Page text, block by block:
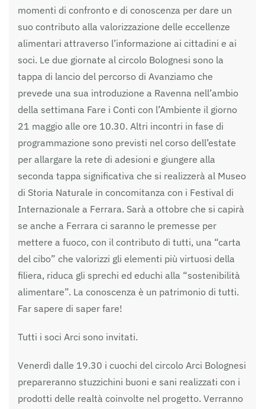
momenti di confronto e di conoscenza per dare un
suo contributo alla valorizzazione delle eccellenze
alimentari attraverso l’informazione ai cittadini e ai
soci. Le due giornate al circolo Bolognesi sono la
tappa di lancio del percorso di Avanziamo che
prevede una sua introduzione a Ravenna nell’ambio
della settimana Fare i Conti con l’Ambiente il giorno
21 maggio alle ore 10.30. Altri incontri in fase di
programmazione sono previsti nel corso dell’estate
per allargare la rete di adesioni e giungere alla
seconda tappa significativa che si realizzerà al Museo
di Storia Naturale in concomitanza con i Festival di
Internazionale a Ferrara. Sarà a ottobre che si capirà
se anche a Ferrara ci saranno le premesse per
mettere a fuoco, con il contributo di tutti, una “carta
del cibo” che valorizzi gli elementi più virtuosi della
filiera, riduca gli sprechi ed educhi alla “sostenibilità
alimentare”. La conoscenza è un patrimonio di tutti.
Far sapere di saper fare!
Tutti i soci Arci sono invitati.
Venerdì dalle 19.30 i cuochi del circolo Arci Bolognesi
prepareranno stuzzichini buoni e sani realizzati con i
prodotti delle realtà coinvolte nel progetto. Verranno